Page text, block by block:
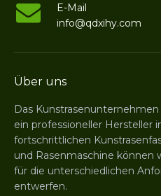
E-Mail
info@qdxihy.com
Über uns
Das
ein professioneller Hersteller
fortschrittlichen
und Rasenmaschine können
für die unterschiedlichen
entwerfen.